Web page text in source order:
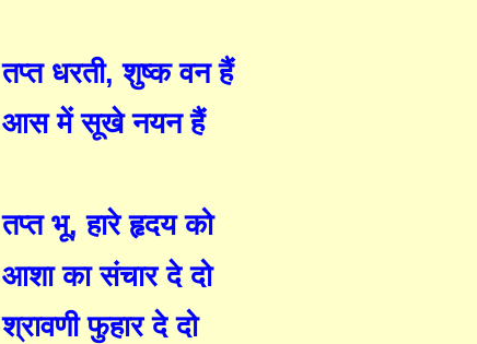
तप्त धरती,शुष्क वनहैं
आस में सूखे नयनहैं
तप्त भू,हारे हृदय को
आशा का संचार दे दो
श्रावणी फुहार दे दो